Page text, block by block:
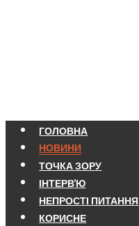
ГОЛОВНА
НОВИНИ
ТОЧКА ЗОРУ
ІНТЕРВ'Ю
НЕПРОСТІ ПИТАННЯ
КОРИСНЕ